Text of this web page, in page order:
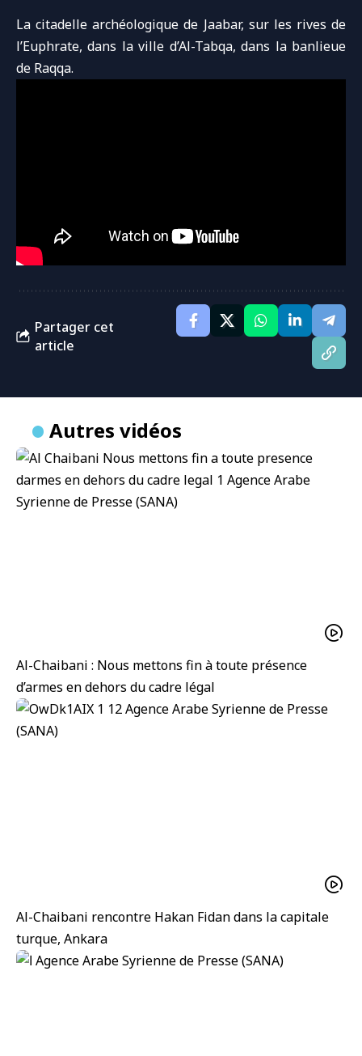
La citadelle archéologique de Jaabar, sur les rives de
l’Euphrate, dans la ville d’Al-Tabqa, dans la banlieue
de Raqqa.
Partager cet
article
Autres vidéos
Al-Chaibani : Nous mettons fin à toute présence
d’armes en dehors du cadre légal
Al-Chaibani rencontre Hakan Fidan dans la capitale
turque, Ankara